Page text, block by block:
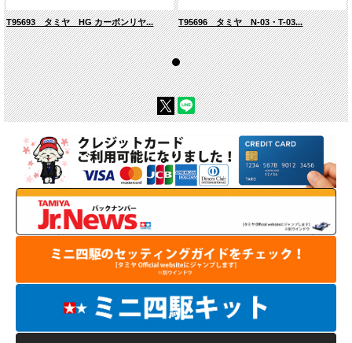
T95693 タミヤ HG カーボンリヤ... T95696 タミヤ N-03・T-03...